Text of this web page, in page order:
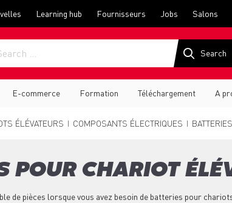
Learning hub Fournisseurs Jobs Salons
E-commerce Formation Téléchargement A
ÉLÉVATEURS COMPOSANTS ÉLECTRIQUES
POUR CHARIOT
de pièces lorsque vous avez besoin de batteries pour